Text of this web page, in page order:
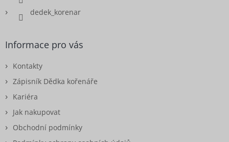
dedek_korenar
Informace pro vás
Kontakty
Zápisník Dědka kořenáře
Kariéra
Jak nakupovat
Obchodní podmínky